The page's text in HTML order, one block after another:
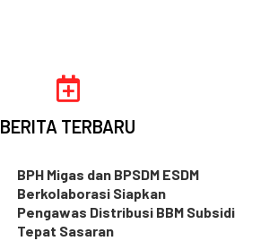
BERITA TERBARU
BPH Migas dan BPSDM ESDM
Berkolaborasi Siapkan
Pengawas Distribusi BBM Subsidi
Tepat Sasaran